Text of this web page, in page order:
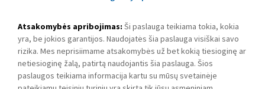
Atsakomybės apribojimas: Ši paslauga teikiama tokia, kokia
yra, be jokios garantijos. Naudojatės šia paslauga visiškai savo
rizika. Mes neprisiimame atsakomybės už bet kokią tiesioginę ar
netiesioginę žalą, patirtą naudojantis šia paslauga. Šios
paslaugos teikiama informacija kartu su mūsų svetainėje